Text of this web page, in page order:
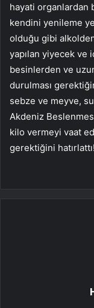
hayati organlardan
kendini yenileme
olduğu gibi
yapılan yiyecek ve
besinlerden ve
durulması
sebze ve meyve,
Akdeniz
kilo vermeyi vaat
gerektiğini hatırlattı!